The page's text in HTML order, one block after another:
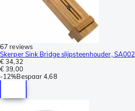
67 reviews
Skerper Sink Bridge slijpsteenhouder, SA002
€ 34,32
€ 39,00
-12%Bespaar 4,68